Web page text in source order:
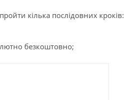
кілька послідовних кроків:
безкоштовно;